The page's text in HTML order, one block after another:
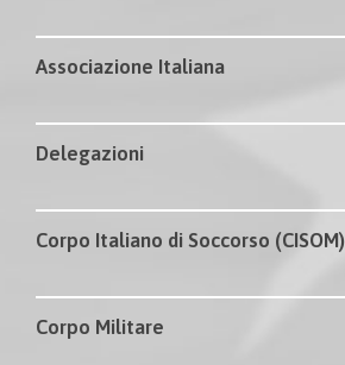
Associazione Italiana
Delegazioni
Corpo Italiano di Soccorso (CISOM)
Corpo Militare